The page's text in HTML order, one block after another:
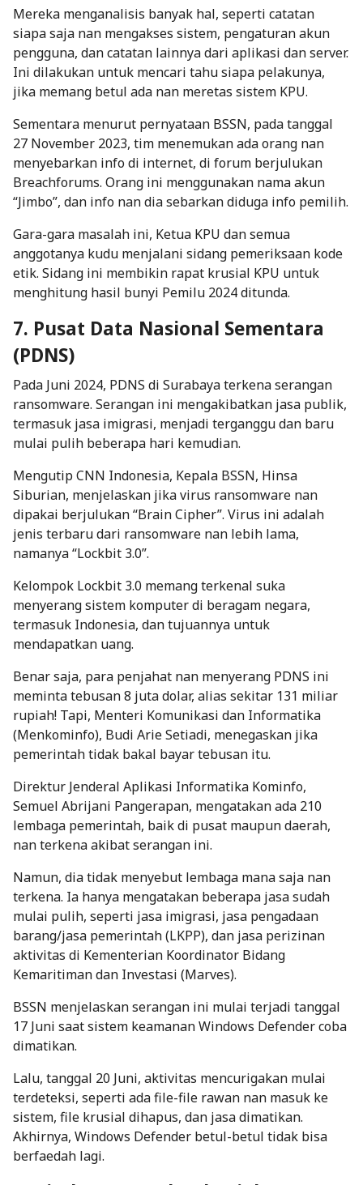
Mereka menganalisis banyak hal, seperti catatan
siapa saja nan mengakses sistem, pengaturan akun
pengguna, dan catatan lainnya dari aplikasi dan server.
Ini dilakukan untuk mencari tahu siapa pelakunya,
jika memang betul ada nan meretas sistem KPU.
Sementara menurut pernyataan BSSN, pada tanggal
27 November 2023, tim menemukan ada orang nan
menyebarkan info di internet, di forum berjulukan
Breachforums. Orang ini menggunakan nama akun
“Jimbo”, dan info nan dia sebarkan diduga info pemilih.
Gara-gara masalah ini, Ketua KPU dan semua
anggotanya kudu menjalani sidang pemeriksaan kode
etik. Sidang ini membikin rapat krusial KPU untuk
menghitung hasil bunyi Pemilu 2024 ditunda.
7. Pusat Data Nasional Sementara
(PDNS)
Pada Juni 2024, PDNS di Surabaya terkena serangan
ransomware. Serangan ini mengakibatkan jasa publik,
termasuk jasa imigrasi, menjadi terganggu dan baru
mulai pulih beberapa hari kemudian.
MengutipCNN Indonesia, Kepala BSSN, Hinsa
Siburian, menjelaskan jika virus ransomware nan
dipakai berjulukan “Brain Cipher”. Virus ini adalah
jenis terbaru dari ransomware nan lebih lama,
namanya “Lockbit 3.0”.
Kelompok Lockbit 3.0 memang terkenal suka
menyerang sistem komputer di beragam negara,
termasuk Indonesia, dan tujuannya untuk
mendapatkan uang.
Benar saja, para penjahat nan menyerang PDNS ini
meminta tebusan 8 juta dolar, alias sekitar 131 miliar
rupiah! Tapi, Menteri Komunikasi dan Informatika
(Menkominfo), Budi Arie Setiadi, menegaskan jika
pemerintah tidak bakal bayar tebusan itu.
Direktur Jenderal Aplikasi Informatika Kominfo,
Semuel Abrijani Pangerapan, mengatakan ada 210
lembaga pemerintah, baik di pusat maupun daerah,
nan terkena akibat serangan ini.
Namun, dia tidak menyebut lembaga mana saja nan
terkena. Ia hanya mengatakan beberapa jasa sudah
mulai pulih, seperti jasa imigrasi, jasa pengadaan
barang/jasa pemerintah (LKPP), dan jasa perizinan
aktivitas di Kementerian Koordinator Bidang
Kemaritiman dan Investasi (Marves).
BSSN menjelaskan serangan ini mulai terjadi tanggal
17 Juni saat sistem keamanan Windows Defender coba
dimatikan.
Lalu, tanggal 20 Juni, aktivitas mencurigakan mulai
terdeteksi, seperti ada file-file rawan nan masuk ke
sistem, file krusial dihapus, dan jasa dimatikan.
Akhirnya, Windows Defender betul-betul tidak bisa
berfaedah lagi.